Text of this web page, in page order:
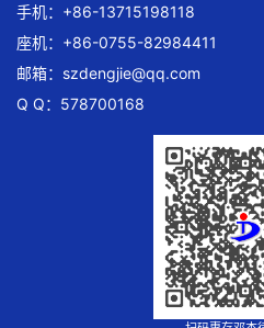
手机：+86-13715198118
座机：+86-0755-82984411
邮箱： szdengjie@qq.com
Q Q：578700168